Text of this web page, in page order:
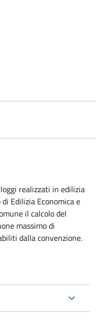
realizzati in edilizia
Edilizia Economica e
il calcolo del
massimo di
dalla convenzione.